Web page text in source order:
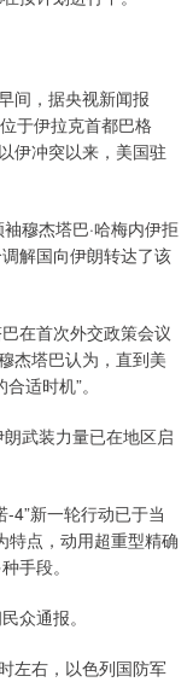
间，据央视新闻报
于伊拉克首都巴格
伊冲突以来，美国驻
穆杰塔巴·哈梅内伊拒
解国向伊朗转达了该
在首次外交政策会议
杰塔巴认为，直到美
适时机”。
武装力量已在地区启
4”新一轮行动已于当
特点，动用超重型精确
手段。
众通报。
左右，以色列国防军